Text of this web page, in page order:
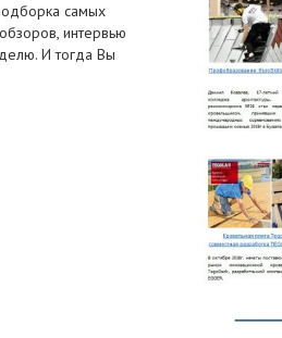
самых
интервью
И тогда Вы